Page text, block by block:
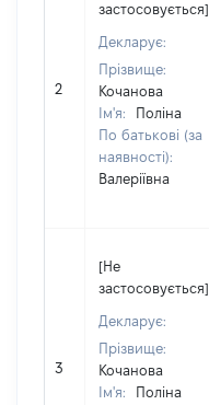
2
застосовується]
Декларує:
Прізвище:
Кочанова
Ім'я:
Поліна
По батькові (за
наявності):
Валеріївна
3
[Не
застосовується]
Декларує:
Прізвище:
Кочанова
Ім'я:
Поліна